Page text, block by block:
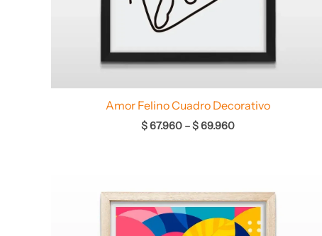
Amor Felino Cuadro Decorativo
$67.960 –$69.960
precios:
desde
$ 64.960